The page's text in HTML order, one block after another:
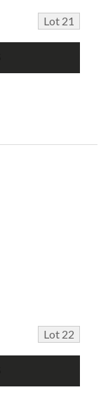
Lot 21
Lot 22